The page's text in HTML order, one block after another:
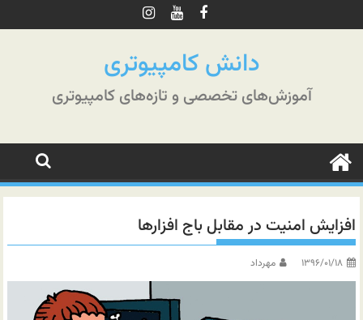
به
دانش کامپیوتری
آموزش‌های تخصصی و تازه‌های کامپیوتری
افزایش امنیت در مقابل باج افزارها
۱۳۹۶/۰۱/۱۸ مهرداد